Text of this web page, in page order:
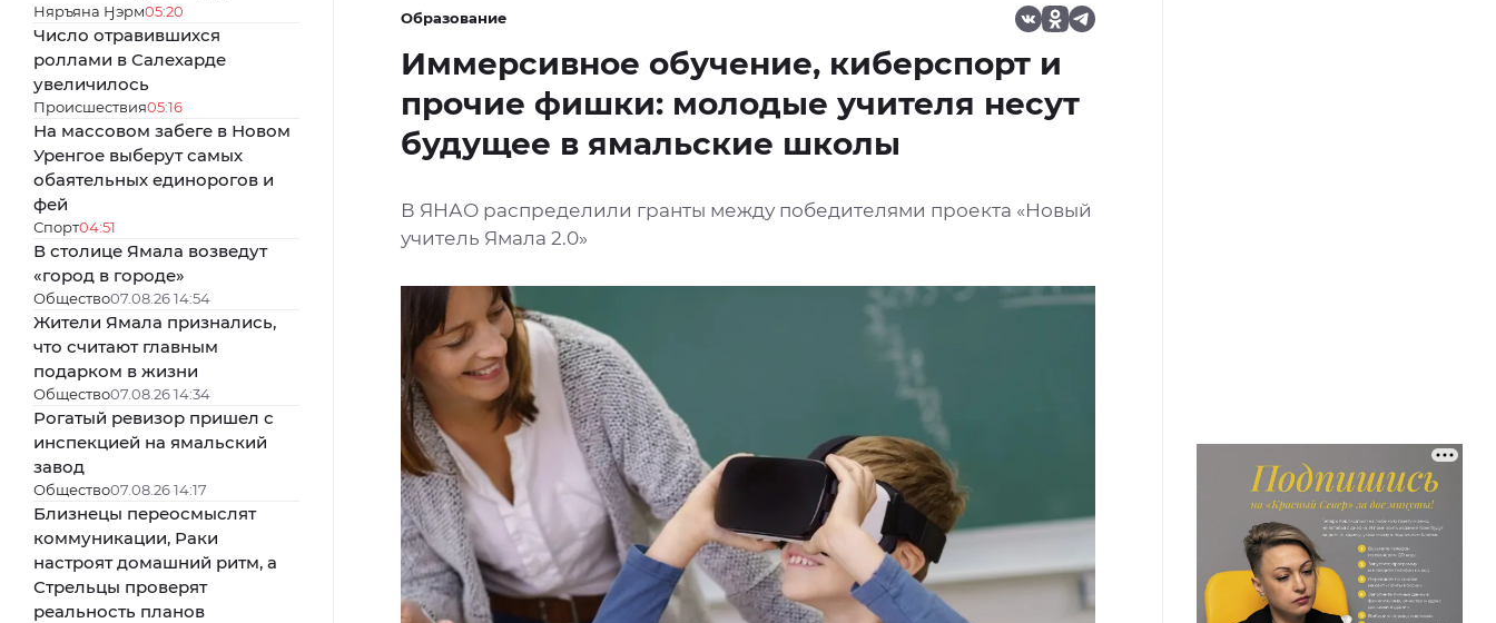
Няръяна Ӈэрм05:20
Число отравившихся
роллами в Салехарде
увеличилось
Происшествия05:16
На массовом забеге в Новом
Уренгое выберут самых
обаятельных единорогов и
фей
Спорт04:51
В столице Ямала возведут
«город в городе»
Общество07.08.26 14:54
Жители Ямала признались,
что считают главным
подарком в жизни
Общество07.08.26 14:34
Рогатый ревизор пришел с
инспекцией на ямальский
завод
Общество07.08.26 14:17
Близнецы переосмыслят
коммуникации, Раки
настроят домашний ритм, а
Стрельцы проверят
реальность планов
Образование
Иммерсивное обучение, киберспорт и
прочие фишки: молодые учителя несут
будущее в ямальские школы
В ЯНАО распределили гранты между победителями проекта «Новый
учитель Ямала 2.0»